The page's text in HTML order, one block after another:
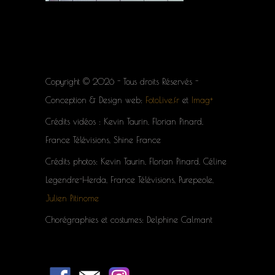
Copyright © 2026 - Tous droits Réservés -
Conception & Design web: FotoLive.fr et Imag+
Crédits vidéos : Kevin Taurin, Florian Pinard,
France Télévisions, Shine France
Crédits photos: Kevin Taurin, Florian Pinard, Céline
Legendre-Herda, France Télévisions, Purepeole,
Julien Pitinome
Chorégraphies et costumes: Delphine Calmant